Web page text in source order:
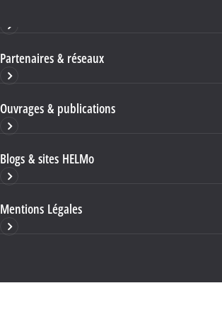
Partenaires & réseaux
Ouvrages & publications
Blogs & sites HELMo
Mentions Légales